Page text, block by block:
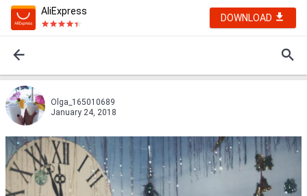
AliExpress
DOWNLOAD
Olga_165010689
January 24, 2018